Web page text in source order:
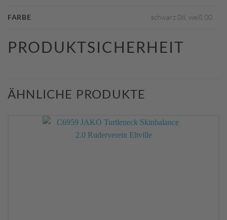
FARBE schwarz 08, weiß 00
PRODUKTSICHERHEIT
ÄHNLICHE PRODUKTE